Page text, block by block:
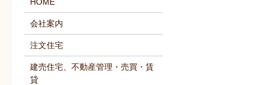
会社案内
注文住宅
建売住宅、不動産管理・売買・賃
貸